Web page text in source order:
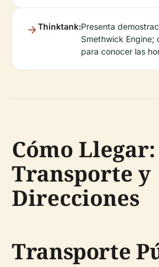
Thinktank:Presenta
Smethwick Engine;
para conocer las
Cómo Llegar:
Transporte y
Direcciones
Transporte